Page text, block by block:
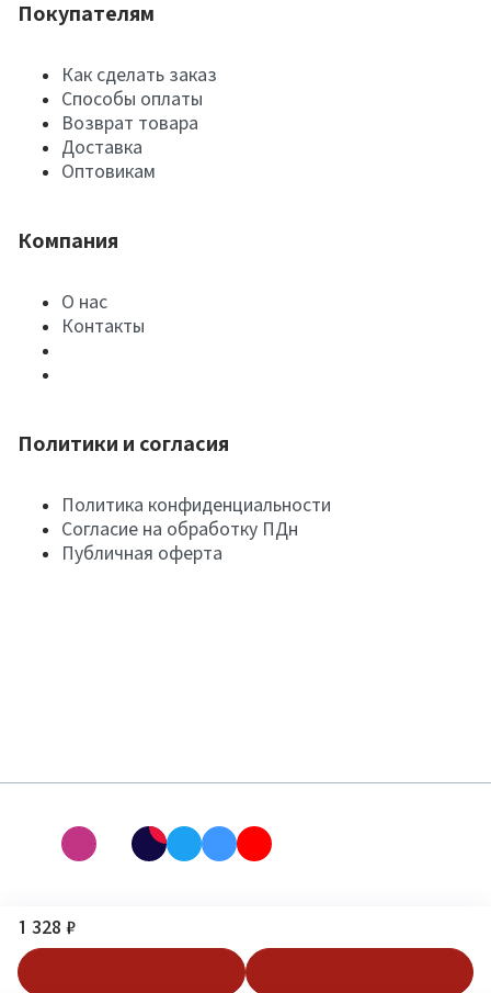
1 328 ₽
Покупателям
Как сделать заказ
Способы оплаты
Возврат товара
Доставка
Оптовикам
Компания
О нас
Контакты
Политики и согласия
Политика конфиденциальности
Согласие на обработку ПДн
Публичная оферта